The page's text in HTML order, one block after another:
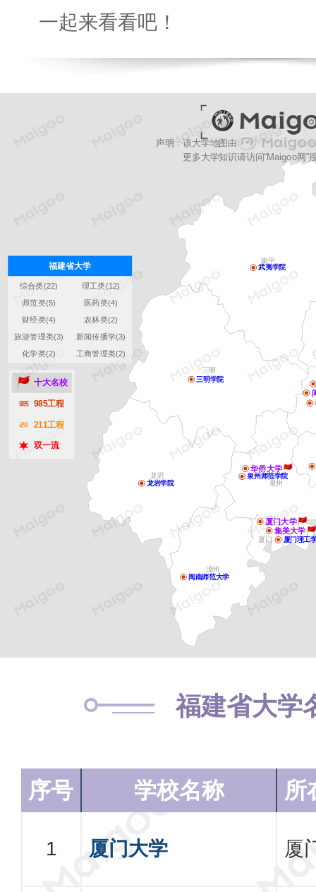
一起来看看吧！
南平
漳州
泉州
龙岩
厦门
三明
声明：该大学地图由
更多大学知识请访问“Maigoo网”
十大名校
985工程
211工程
双一流
福建省大学
综合类(22)
理工类(12)
师范类(5)
医药类(4)
财经类(4)
农林类(2)
旅游管理类(3)
新闻传播学(3)
化学类(2)
工商管理类(2)
厦门大学
华侨大学
集美大学
闽南师范大学
厦门理工
泉州师范学院
三明学院
龙岩学院
武夷学院
福建省大学
序号 学校名称 所
厦门大学 厦